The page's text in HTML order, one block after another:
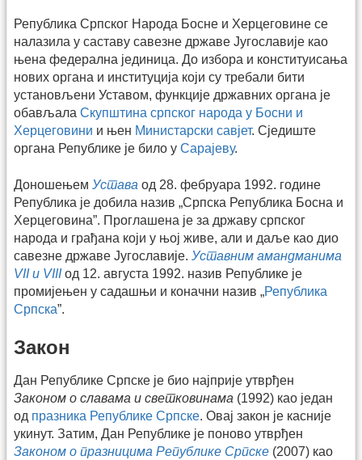
Република Српског Народа Босне и Херцеговине се
налазила у саставу савезне државе Југославије као
њена федерална јединица. До избора и конституисања
нових органа и институција који су требали бити
установљени Уставом, функције државних органа је
обављала Скупштина српског народа у Босни и
Херцеговини и њен Министарски савјет. Сједиште
органа Републике је било у Сарајеву.
Доношењем Устава од 28. фебруара 1992. године
Република је добила назив „Српска Република Босна и
Херцеговина”. Проглашена је за државу српског
народа и грађана који у њој живе, али и даље као дио
савезне државе Југославије. Уставним амандманима
VII и VIIIод 12. августа 1992. назив Републике је
промијењен у садашњи и коначни назив „Република
Српска”.
Закон
Дан Републике Српске је био најприје утврђен
Законом о славама и светковинама (1992) као један
од празника Републике Српске. Овај закон је касније
укинут. Затим, Дан Републике је поново утврђен
Законом о празницима Републике Српске (2007) као